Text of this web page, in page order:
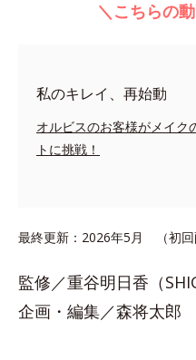
＼こちらの
私のキレイ、再始動
オルビスのお客様がメイク
トに挑戦！
最終更新：2026年5月 （初回
監修／重谷明日香（
企画・編集／森将太郎